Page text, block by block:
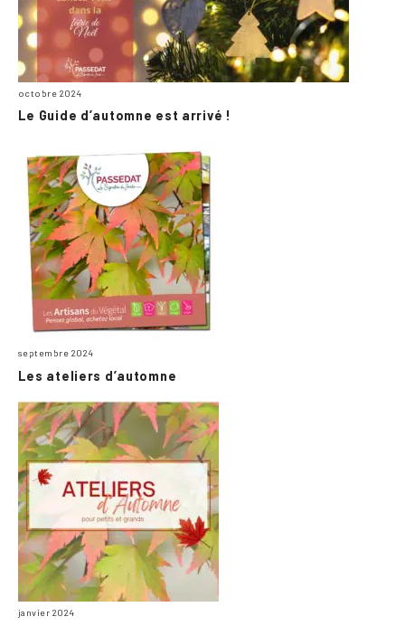
octobre 2024
Le Guide d’automne est arrivé !
septembre 2024
Les ateliers d’automne
janvier 2024